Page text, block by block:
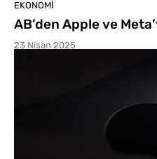
EKONOMI
AB’den Apple ve
23 Nisan 2025